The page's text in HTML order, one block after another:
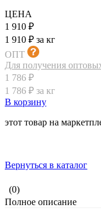
ЦЕНА
1 910 ₽
1 910 ₽ за кг
ОПТ
Для получения
1 786 ₽
1 786 ₽ за кг
В корзину
этот товар на
Вернуться в каталог
(0)
Полное описание